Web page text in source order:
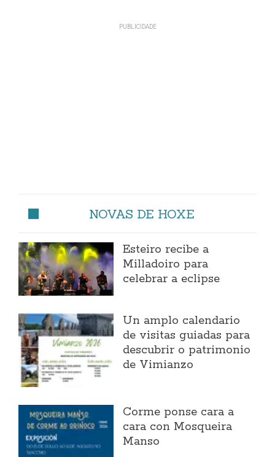
NOVAS DE HOXE
Esteiro recibe a
Milladoiro para
celebrar a eclipse
Un amplo calendario
de visitas guiadas para
descubrir o patrimonio
de Vimianzo
Corme ponse cara a
cara con Mosqueira
Manso